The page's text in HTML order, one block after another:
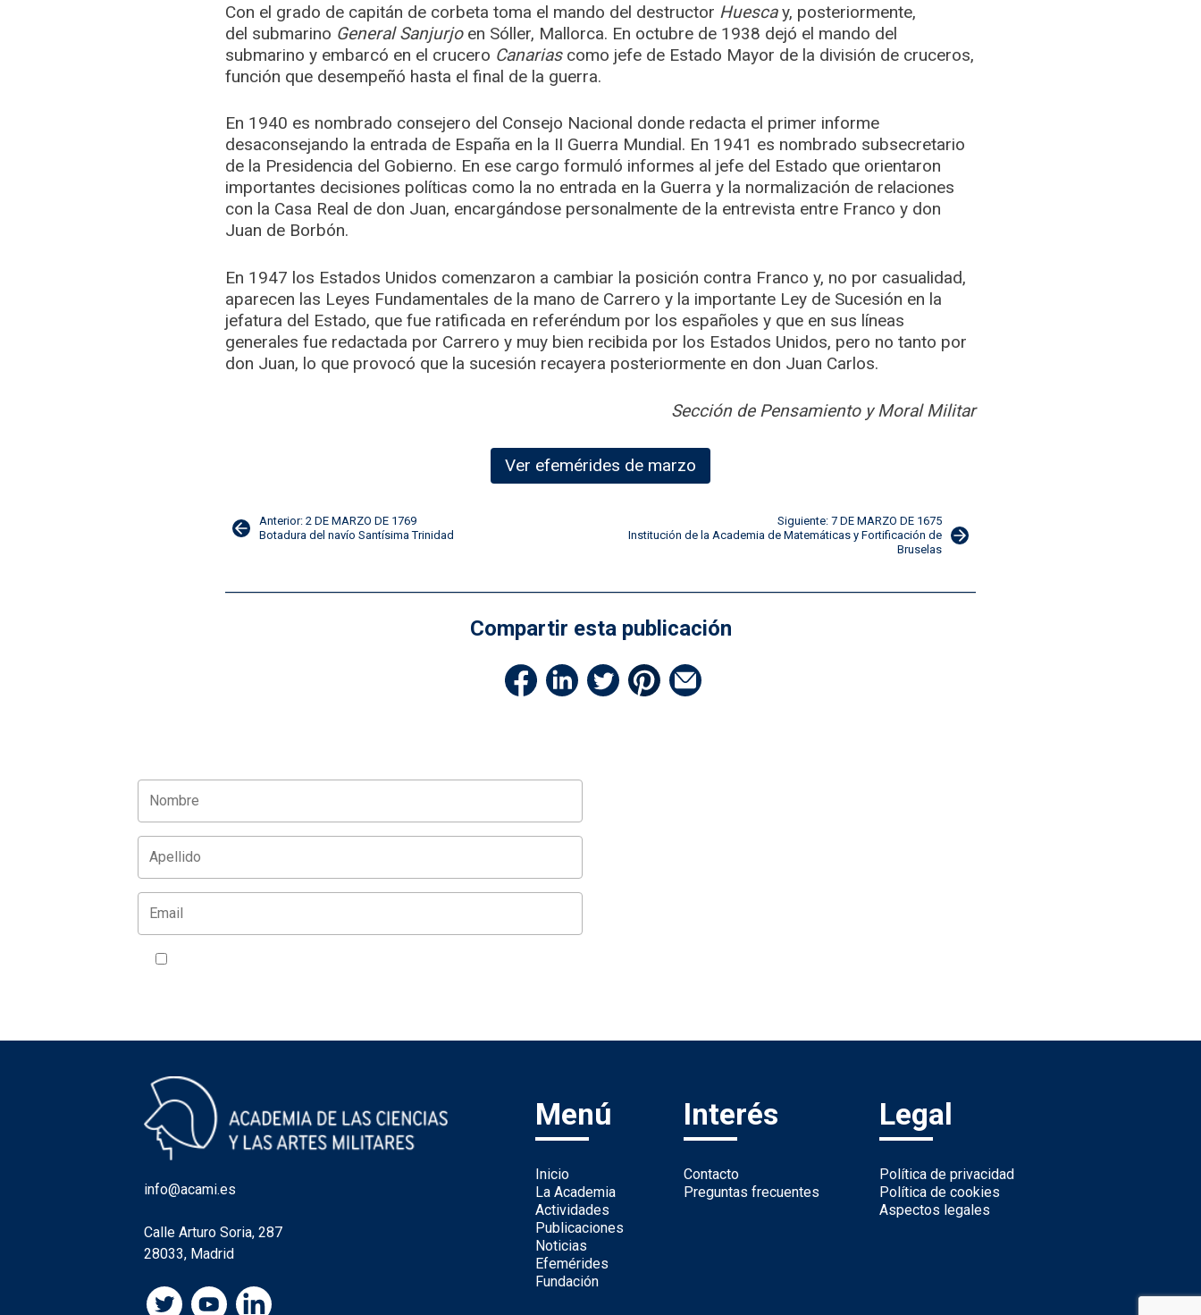
Con el grado de capitán de corbeta toma el mando del destructor Huescay, posteriormente,
del submarino General Sanjurjoen Sóller, Mallorca. En octubre de 1938 dejó el mando del
submarino y embarcó en el crucero Canariascomo jefe de Estado Mayor de la división de cruceros,
función que desempeñó hasta el final de la guerra.
En 1940 es nombrado consejero del Consejo Nacional donde redacta el primer informe
desaconsejando la entrada de España en la II Guerra Mundial. En 1941 es nombrado subsecretario
de la Presidencia del Gobierno. En ese cargo formuló informes al jefe del Estado que orientaron
importantes decisiones políticas como la no entrada en la Guerra y la normalización de relaciones
con la Casa Real de don Juan, encargándose personalmente de la entrevista entre Franco y don
Juan de Borbón.
En 1947 los Estados Unidos comenzaron a cambiar la posición contra Franco y, no por casualidad,
aparecen las Leyes Fundamentales de la mano de Carrero y la importante Ley de Sucesión en la
jefatura del Estado, que fue ratificada en referéndum por los españoles y que en sus líneas
generales fue redactada por Carrero y muy bien recibida por los Estados Unidos, pero no tanto por
don Juan, lo que provocó que la sucesión recayera posteriormente en don Juan Carlos.
Sección de Pensamiento y Moral Militar
Ver efemérides de marzo
Navegación
entradas
Anterior: 2 DE MARZO DE 1769
Botadura del navío Santísima Trinidad
Siguiente: 7 DE MARZO DE 1675
Institución de la Academia de Matemáticas y Fortificación de
Bruselas
Compartir esta publicación
info@acami.es
Calle Arturo Soria, 287
28033, Madrid
Menú
Inicio
La Academia
Actividades
Publicaciones
Noticias
Efemérides
Fundación
Interés
Contacto
Preguntas frecuentes
Legal
Política de privacidad
Política de cookies
Aspectos legales